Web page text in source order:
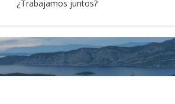
¿Trabajamos juntos?